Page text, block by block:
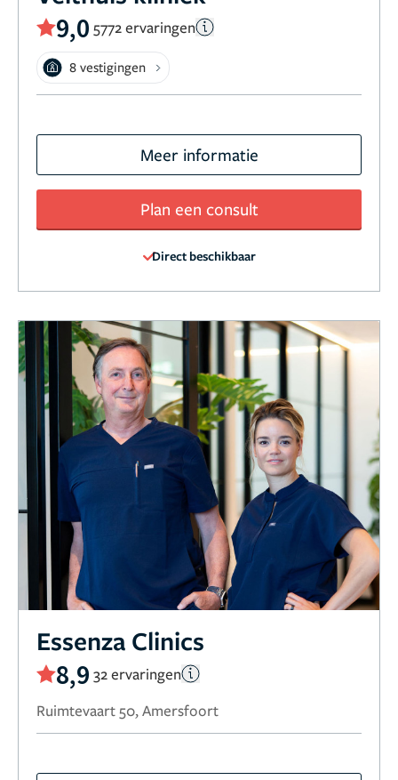
9,0 5772 ervaringen
8 vestigingen
Meer informatie
Plan een consult
Direct beschikbaar
Essenza Clinics
8,9 32 ervaringen
Ruimtevaart 50, Amersfoort